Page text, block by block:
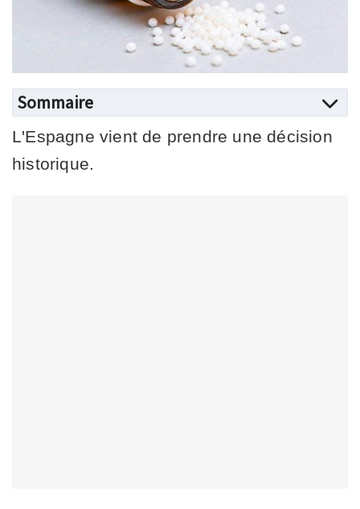
Sommaire
L'Espagne vient de prendre une décision
historique.